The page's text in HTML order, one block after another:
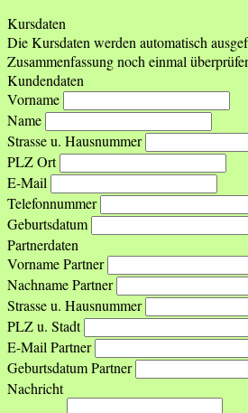
Kursdaten
Die Kursdaten werden automatisch
Zusammenfassung noch einmal
Kundendaten
Vorname
Name
Strasse u. Hausnummer
PLZ Ort
E-Mail
Telefonnummer
Geburtsdatum
Partnerdaten
Vorname Partner
Nachname Partner
Strasse u. Hausnummer
PLZ u. Stadt
E-Mail Partner
Geburtsdatum Partner
Nachricht